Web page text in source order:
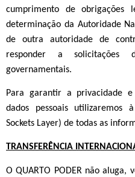
cumprimento de obrigações
determinação da Autoridade
de outra autoridade de
responder a solicitações
governamentais.
Para garantir a privacidade e
dados pessoais utilizaremos
Sockets Layer) de todas as
TRANSFERÊNCIA
OQUARTO PODER não aluga,